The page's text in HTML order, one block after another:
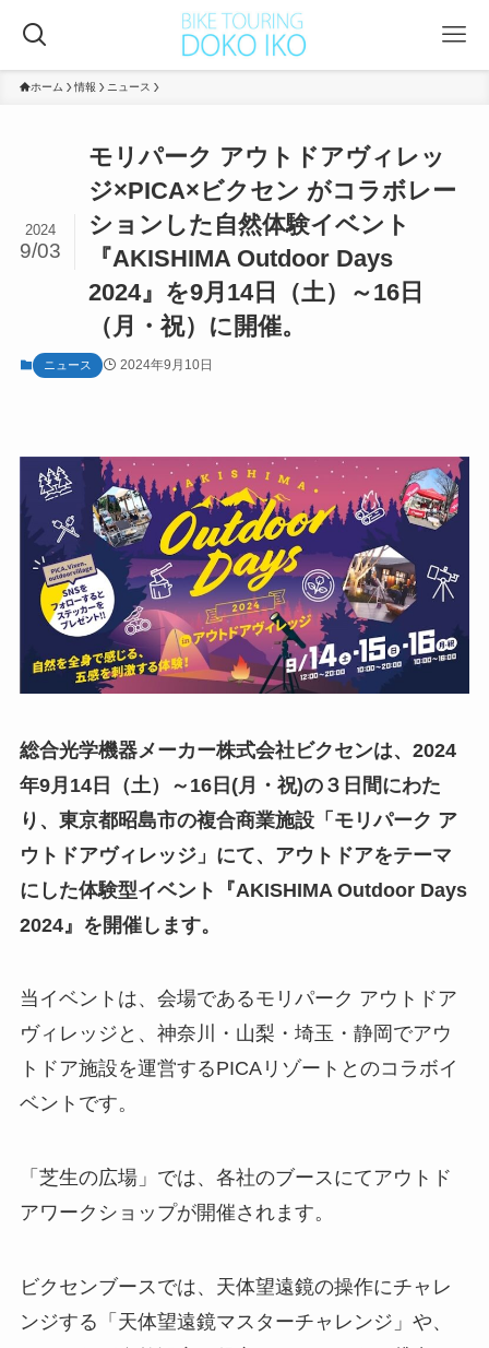
ホーム 情報 ニュース
モリパーク アウトドアヴィレッ
ジ×PICA×ビクセン がコラボレー
ションした自然体験イベント
『AKISHIMA Outdoor Days
2024』を9月14日（土）～16日
（月・祝）に開催。
2024
9/03
ニュース 2024年9月10日
総合光学機器メーカー株式会社ビクセンは、2024
年9月14日（土）～16日(月・祝)の３日間にわた
り、東京都昭島市の複合商業施設「モリパーク ア
ウトドアヴィレッジ」にて、アウトドアをテーマ
にした体験型イベント『AKISHIMA Outdoor Days
2024』を開催します。
当イベントは、会場であるモリパーク アウトドア
ヴィレッジと、神奈川・山梨・埼玉・静岡でアウ
トドア施設を運営するPICAリゾートとのコラボイ
ベントです。
「芝生の広場」では、各社のブースにてアウトド
アワークショップが開催されます。
ビクセンブースでは、天体望遠鏡の操作にチャレ
ンジする「天体望遠鏡マスターチャレンジ」や、